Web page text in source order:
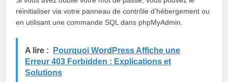
réinitialiser via votre panneau de contrôle d’hébergement ou
en utilisant une commande SQL dans phpMyAdmin.
A lire :
Pourquoi WordPress Affiche une
Erreur 403 Forbidden : Explications et
Solutions